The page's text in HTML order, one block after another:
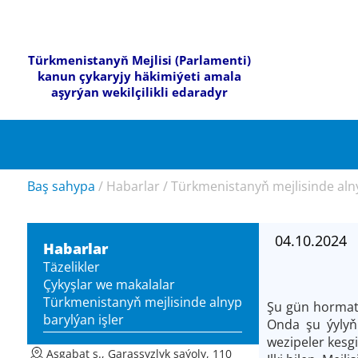
Türkmenistanyň Mejlisi (Parlamenti)
kanun çykaryjy häkimiýeti amala
aşyrýan wekilçilikli edaradyr
Baş sahypa / Habarlar /Türkmenistanyň mejlisinde
Habarlar
Täzelikler
Çykyşlar we makalalar
Türkmenistanyň mejlisinde alnyp
barylýan işler
Aşgabat ş., Garaşsyzlyk şaýoly, 110
04.10.2024
Şu gün
Onda şu
wezipeler